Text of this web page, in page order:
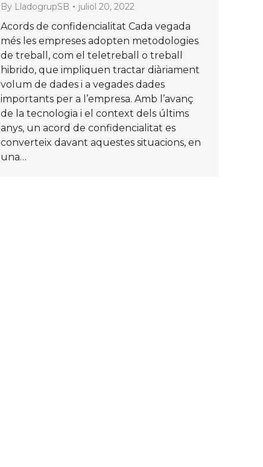
By LladogrupSB juliol 20, 2022
Acords de confidencialitat Cada vegada
més les empreses adopten metodologies
de treball, com el teletreball o treball
hibrido, que impliquen tractar diàriament
volum de dades i a vegades dades
importants per a l’empresa. Amb l’avanç
de la tecnologia i el context dels últims
anys, un acord de confidencialitat es
converteix davant aquestes situacions, en
una…